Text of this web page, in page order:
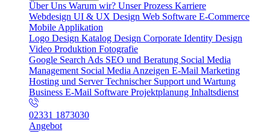
Über Uns Warum wir? Unser Prozess Karriere
Webdesign UI & UX Design Web Software E-Commerce
Mobile Applikation
Logo Design Katalog Design Corporate Identity Design
Video Produktion Fotografie
Google Search Ads SEO und Beratung Social Media
Management Social Media Anzeigen E-Mail Marketing
Hosting und ServerTechnischer Support und Wartung
Business E-Mail Software Projektplanung Inhaltsdienst
02331 1873030
Angebot